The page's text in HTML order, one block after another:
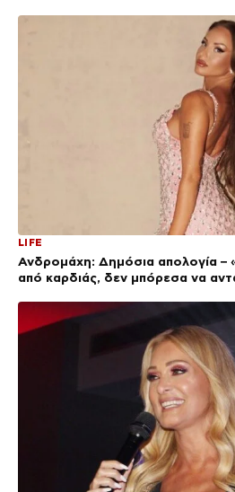
LIFE
Ανδρομάχη: Δημόσια απολογία –
από καρδιάς, δεν μπόρεσα να